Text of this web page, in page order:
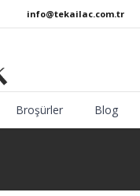
info@tekailac.com.tr
Broşürler Blog